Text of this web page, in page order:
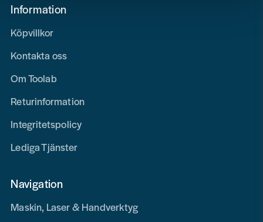
Information
Köpvillkor
Kontakta oss
Om Toolab
Returinformation
Integritetspolicy
Lediga Tjänster
Navigation
Maskin, Laser & Handverktyg